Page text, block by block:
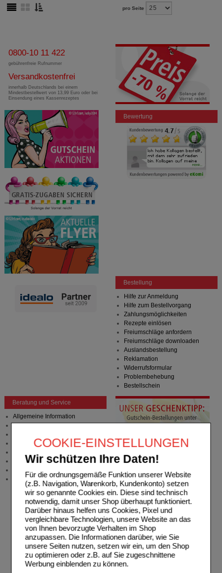
COOKIE-EINSTELLUNGEN
Wir schützen Ihre Daten!
Für die ordnungsgemäße Funktion unserer Website
(z.B. Navigation, Warenkorb, Kundenkonto) setzen
wir so genannte Cookies ein. Diese sind technisch
notwendig, damit unser Shop überhaupt funktioniert.
Darüber hinaus helfen uns Cookies, Pixel und
vergleichbare Technologien, unsere Website an das
von Ihnen bevorzugte Verhalten im Shop
anzupassen. Die Informationen darüber, wie Sie
unsere Seiten nutzen, setzen wir ein, um den Shop
zu optimieren oder z.B. auf Sie zugeschnittene
Werbung einblenden zu können.
pro Seite
0800-10 11 422
gebührenfreie Rufnummer
Versandkostenfrei
innerhalb Deutschlands bei einem
Mindestbestellwert von 13,99 Euro oder bei
Einsendung eines Kassenrezeptes
Bewertung
Bestellung
Hilfe zur Anmeldung
Hilfe zum Bestellvorgang
Zahlungsmöglichkeiten
Rezepte einlösen
Freiumschläge anfordern
Freiumschläge downloaden
Auslandsbestellung
Reklamation
Widerrufsformular
Problembehebung
Bestellschein
Beratung und Service
Allgemeine Information
Produktberatung
Zuzahlungsfreie Arzneien
Newsletter
Neukundenprämie
Stellenangebote